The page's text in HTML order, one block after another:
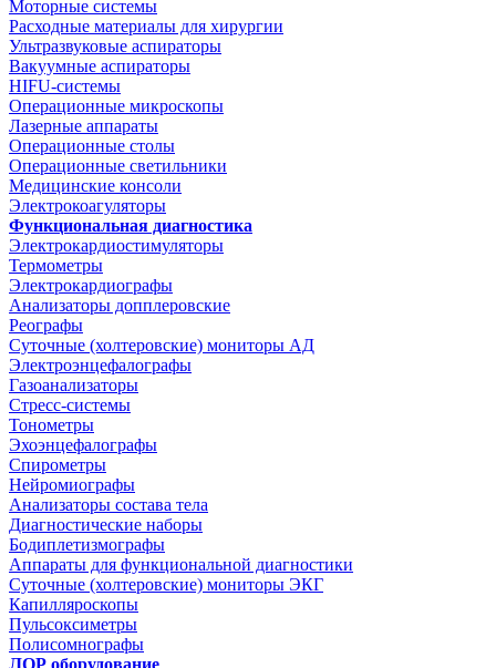
Моторные системы
Расходные материалы для хирургии
Ультразвуковые аспираторы
Вакуумные аспираторы
HIFU-системы
Операционные микроскопы
Лазерные аппараты
Операционные столы
Операционные светильники
Медицинские консоли
Электрокоагуляторы
Функциональная диагностика
Электрокардиостимуляторы
Термометры
Электрокардиографы
Анализаторы допплеровские
Реографы
Суточные (холтеровские) мониторы АД
Электроэнцефалографы
Газоанализаторы
Стресс-системы
Тонометры
Эхоэнцефалографы
Спирометры
Нейромиографы
Анализаторы состава тела
Диагностические наборы
Бодиплетизмографы
Аппараты для функциональной диагностики
Суточные (холтеровские) мониторы ЭКГ
Капилляроскопы
Пульсоксиметры
Полисомнографы
ЛОР оборудование